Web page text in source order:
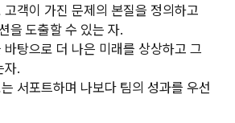
객이 가진 문제의 본질을 정의하고
을 도출할 수 있는 자.
탕으로 더 나은 미래를 상상하고 그
자.
서포트하며 나보다 팀의 성과를 우선